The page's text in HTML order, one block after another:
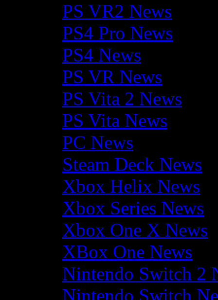
PS VR2 News
PS4 Pro News
PS4 News
PS VR News
PS Vita 2 News
PS Vita News
PC News
Steam Deck News
Xbox Helix News
Xbox Series News
Xbox One X News
XBox One News
Nintendo Switch 2
Nintendo Switch